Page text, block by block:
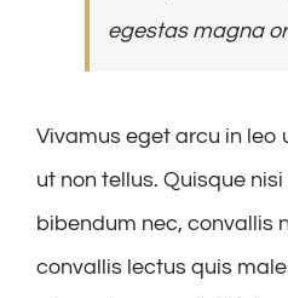
egestas magna
Vivamus eget arcu in leo
ut non tellus. Quisque
bibendum nec, convallis
convallis lectus quis